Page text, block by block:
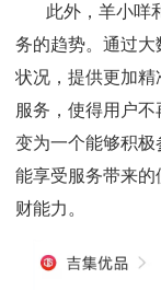
此外，羊小咩
务的趋势。通过大
状况，提供更加
服务，使得用户不
变为一个能够积极
能享受服务带来
财能力。